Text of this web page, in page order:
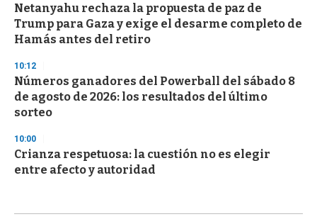
Netanyahu rechaza la propuesta de paz de
Trump para Gaza y exige el desarme completo de
Hamás antes del retiro
10:12
Números ganadores del Powerball del sábado 8
de agosto de 2026: los resultados del último
sorteo
10:00
Crianza respetuosa: la cuestión no es elegir
entre afecto y autoridad